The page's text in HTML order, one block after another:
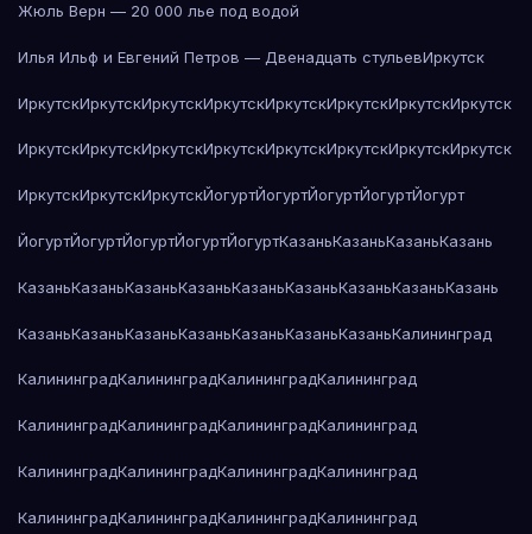
Жюль Верн — 20 000 лье под водой
Илья Ильф и Евгений Петров — Двенадцать стульевИркутск
ИркутскИркутскИркутскИркутскИркутскИркутскИркутскИркутск
ИркутскИркутскИркутскИркутскИркутскИркутскИркутскИркутск
ИркутскИркутскИркутскЙогуртЙогуртЙогуртЙогуртЙогурт
ЙогуртЙогуртЙогуртЙогуртЙогуртКазаньКазаньКазаньКазань
КазаньКазаньКазаньКазаньКазаньКазаньКазаньКазаньКазань
КазаньКазаньКазаньКазаньКазаньКазаньКазаньКалининград
КалининградКалининградКалининградКалининград
КалининградКалининградКалининградКалининград
КалининградКалининградКалининградКалининград
КалининградКалининградКалининградКалининград